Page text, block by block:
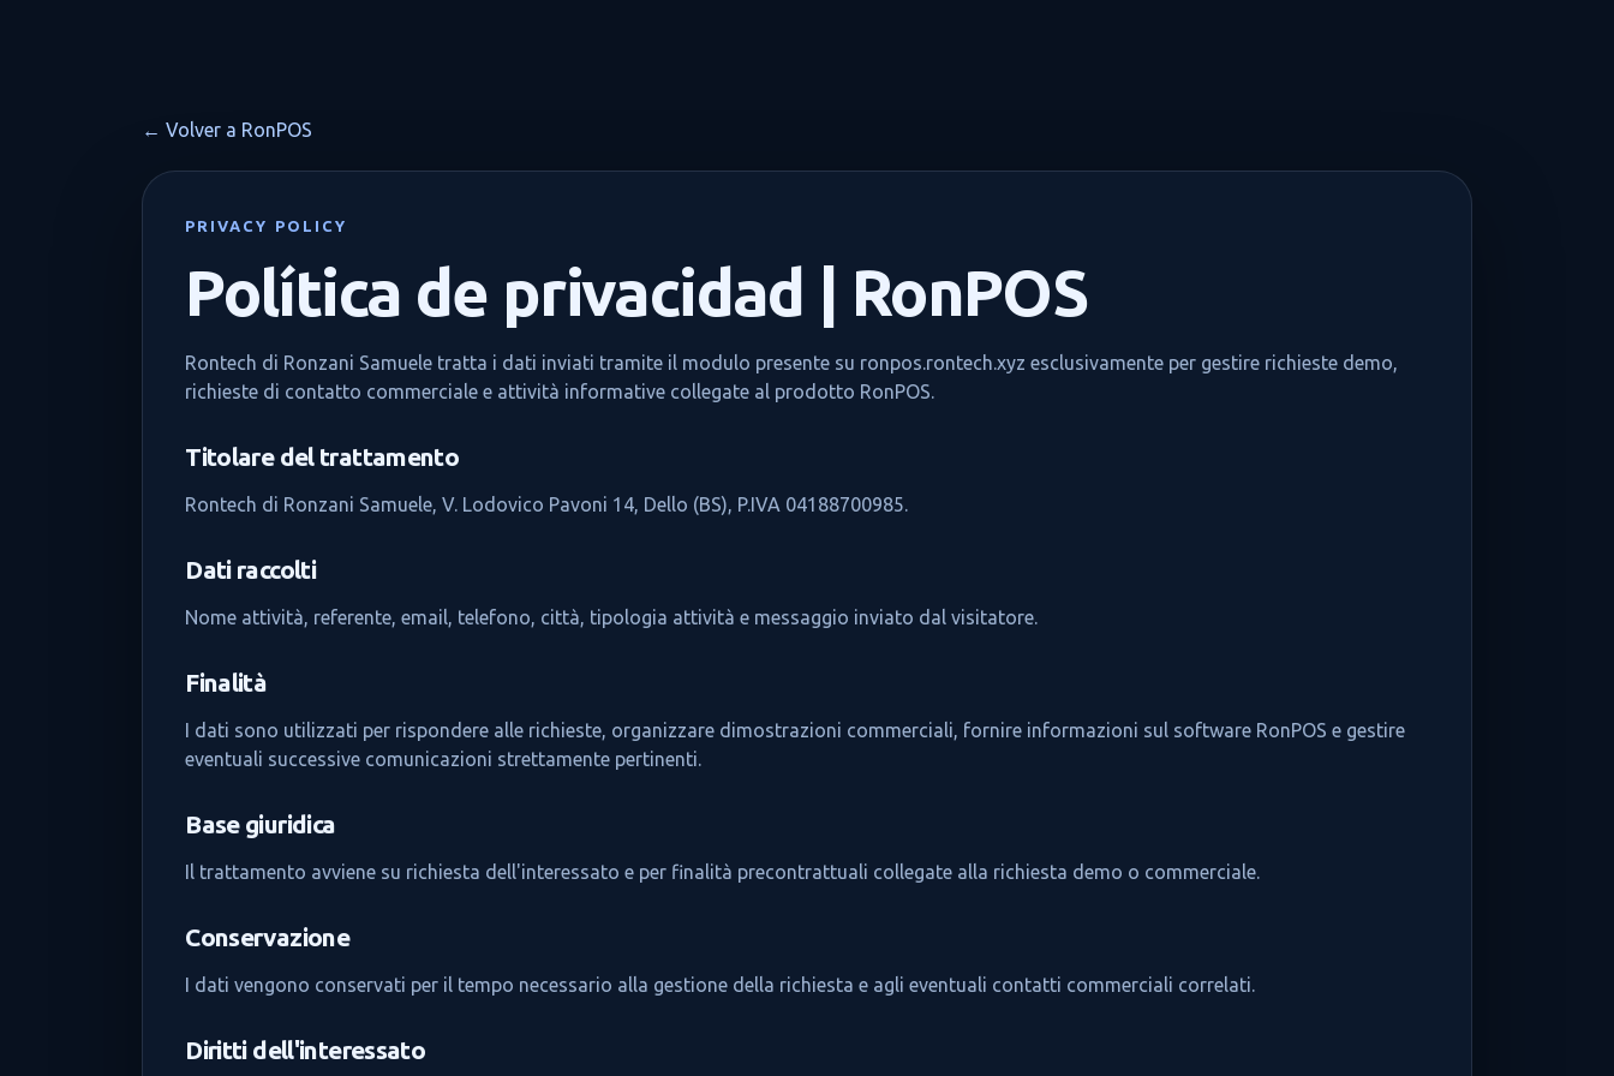
← Volver a RonPOS
PRIVACY POLICY
Política de privacidad | RonPOS
Rontech di Ronzani Samuele tratta i dati inviati tramite il modulo presente su ronpos.rontech.xyz esclusivamente per gestire richieste demo,
richieste di contatto commerciale e attività informative collegate al prodotto RonPOS.
Titolare del trattamento
Rontech di Ronzani Samuele, V. Lodovico Pavoni 14, Dello (BS), P.IVA 04188700985.
Dati raccolti
Nome attività, referente, email, telefono, città, tipologia attività e messaggio inviato dal visitatore.
Finalità
I dati sono utilizzati per rispondere alle richieste, organizzare dimostrazioni commerciali, fornire informazioni sul software RonPOS e gestire
eventuali successive comunicazioni strettamente pertinenti.
Base giuridica
Il trattamento avviene su richiesta dell'interessato e per finalità precontrattuali collegate alla richiesta demo o commerciale.
Conservazione
I dati vengono conservati per il tempo necessario alla gestione della richiesta e agli eventuali contatti commerciali correlati.
Diritti dell'interessato